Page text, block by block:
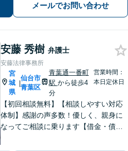
メールでお問い合わせ
安藤 秀樹 弁護士
安藤法律事務所
宮
城
県
|
仙台市
青葉区
青葉通一番町
駅 から徒歩4
分
営業時間：
本日定休日
【初回相談無料】【相談しやすい対応
体制】感謝の声多数！優しく、親身に
なってご相談に乗ります【借金・債務